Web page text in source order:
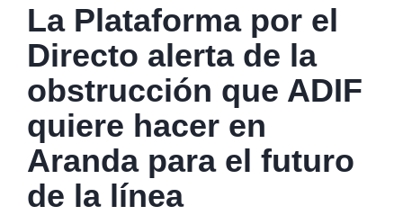
La Plataforma por el
Directo alerta de la
obstrucción que ADIF
quiere hacer en
Aranda para el futuro
de la línea